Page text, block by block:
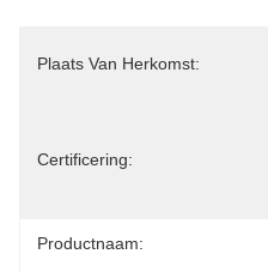
Plaats Van Herkomst:
Certificering:
Productnaam: